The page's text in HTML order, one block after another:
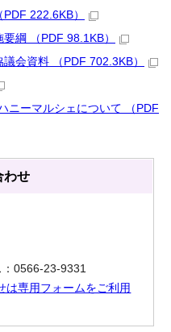
222.6KB）
綱 （PDF 98.1KB）
会資料 （PDF 702.3KB）
ニーマルシェについて （PDF
わせ
0566-23-9331
は専用フォームをご利用